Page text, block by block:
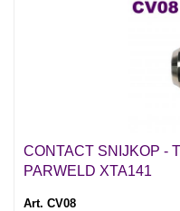
CONTACT SNIJKOP -
PARWELD XTA141
Art. CV08